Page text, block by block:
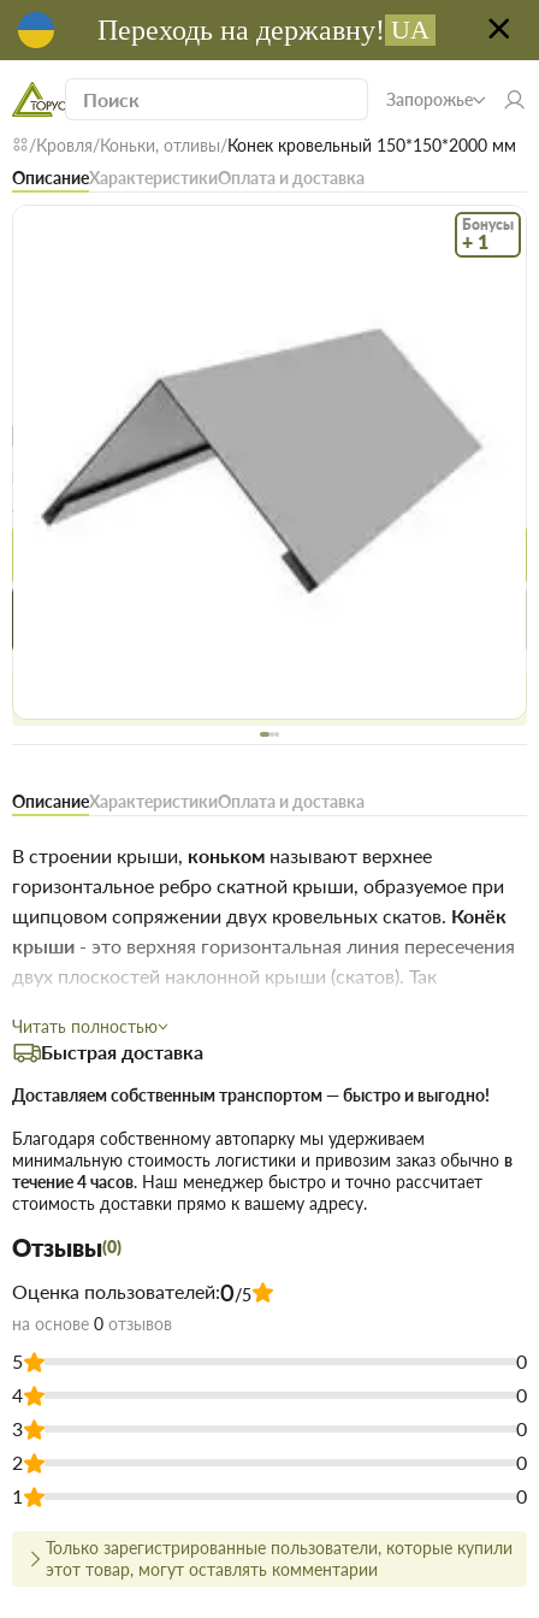
Переходь на державну! UA
Запорожье
Кровля Коньки, отливы Конек кровельный 150*150*2000 мм
ОписаниеХарактеристикиОплата и доставка
Бонусы
+ 1
Конек кровельный 150*150*2000 мм
Безкоштовна доставка! Від 15000 грн Доставка НП
Цена / шт
219.9 грн
Опт
211.9 грн
Купить
ОписаниеХарактеристикиОплата и доставка
В строении крыши, коньком называют верхнее
горизонтальное ребро скатной крыши, образуемое при
щипцовом сопряжении двух кровельных скатов. Конёк
крыши - это верхняя горизонтальная линия пересечения
двух плоскостей наклонной крыши (скатов). Так
комплектующие элементы для кровельных покрытий
(коньковые планки, коньковая черепица, коньковые
элементы). Конёк, как элемент строения крыши, присущ
не для всех видов скатных крыш. Так в шатровых,
луковичных и купольных крышах конёк отсутствует. Так
же, конька нет наплоских крышах. Количество коньков
на одной крыше может быть самое разное: от одного -
на двускатной крыше, до двух и больше - на более
Купить Конек кровельный 150*150*2000 мм в Запорожье
недорого для строительства и ремонта. В магазине
строительных материалов Торус можно купить по низкой цене
непосредственно на складе, или на сайте, что сэкономит Вам
время.
Преимущества нашего интернет-магазина стройтоваров не
только в цене!
качества, а для этого заключаем договора с
непосредственными производителями.
Читать полностью
Быстрая доставка
Доставляем собственным транспортом — быстро и выгодно!
Благодаря собственному автопарку мы удерживаем
минимальную стоимость логистики и привозим заказ обычно в
течение 4 часов. Наш менеджер быстро и точно рассчитает
стоимость доставки прямо к вашему адресу.
Отзывы(0)
Оценка пользователей:0/5
на основе 0 отзывов
5
0
4
0
3
0
2
0
1
0
Только зарегистрированные пользователи, которые купили
этот товар, могут оставлять комментарии